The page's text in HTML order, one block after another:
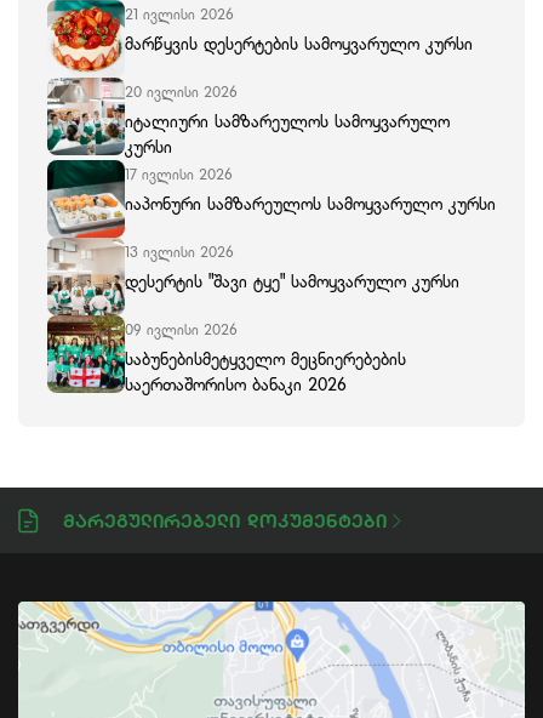
21 ივლისი 2026
მარწყვის დესერტების სამოყვარულო კურსი
20 ივლისი 2026
იტალიური სამზარეულოს სამოყვარულო
კურსი
17 ივლისი 2026
იაპონური სამზარეულოს სამოყვარულო კურსი
13 ივლისი 2026
დესერტის "შავი ტყე" სამოყვარულო კურსი
09 ივლისი 2026
საბუნებისმეტყველო მეცნიერებების
საერთაშორისო ბანაკი 2026
Მარეგულირებელი Დოკუმენტები